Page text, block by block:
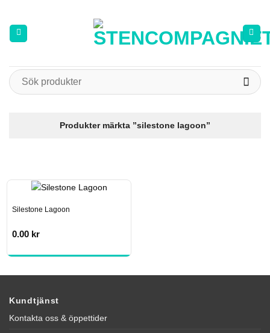
content
Sök
efter:
Produkter märkta ”silestone lagoon”
Silestone Lagoon
0.00 kr
Kundtjänst
Kontakta oss & öppettider